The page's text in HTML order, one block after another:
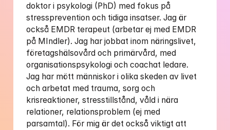
doktor i psykologi (PhD) med fokus på
stressprevention och tidiga insatser. Jag är
också EMDR terapeut (arbetar ej med EMDR
på MIndler). Jag har jobbat inom näringslivet,
företagshälsovård och primärvård, med
organisationspsykologi och coachat ledare.
Jag har mött människor i olika skeden av livet
och arbetat med trauma, sorg och
krisreaktioner, stresstillstånd, våld i nära
relationer, relationsproblem (ej med
parsamtal). För mig är det också viktigt att